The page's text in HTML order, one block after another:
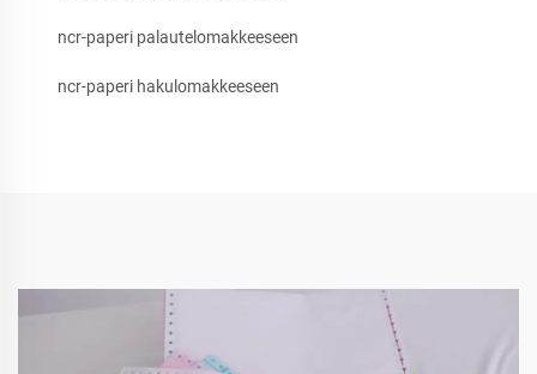
ncr-paperi palautelomakkeeseen
ncr-paperi hakulomakkeeseen